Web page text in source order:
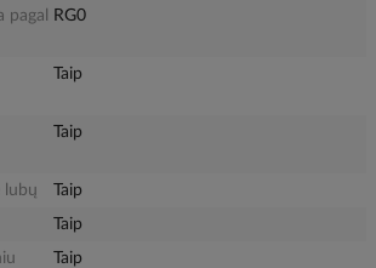
pagal
RG0
Taip
Taip
lubų
Taip
Taip
Taip